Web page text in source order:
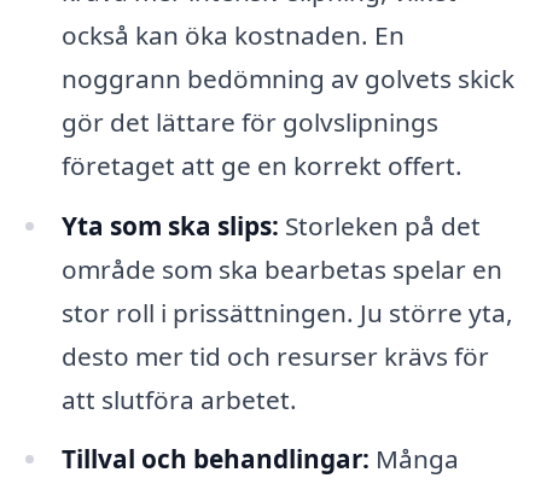
också kan öka kostnaden. En
noggrann bedömning av golvets skick
gör det lättare för golvslipnings
företaget att ge en korrekt offert.
Yta som ska slips: Storleken på det
område som ska bearbetas spelar en
stor roll i prissättningen. Ju större yta,
desto mer tid och resurser krävs för
att slutföra arbetet.
Tillval och behandlingar: Många